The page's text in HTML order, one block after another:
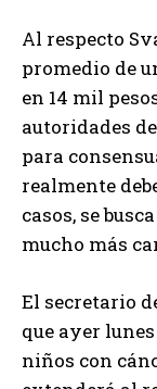
Al respecto
promedio de
en 14 mil
autoridades
para
realmente
casos, se
mucho más
El secretario
que ayer
niños con